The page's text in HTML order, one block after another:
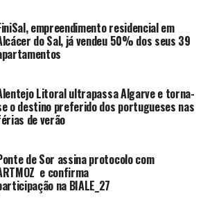
empreendimento residencial em
do Sal, já vendeu 50% dos seus 39
Litoral ultrapassa Algarve e torna-
o destino preferido dos portugueses nas
de verão
de Sor assina protocolo com
e confirma
na BIALE_27